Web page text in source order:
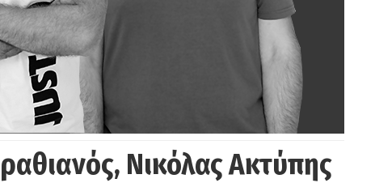
Νικόλας Ακτύπης